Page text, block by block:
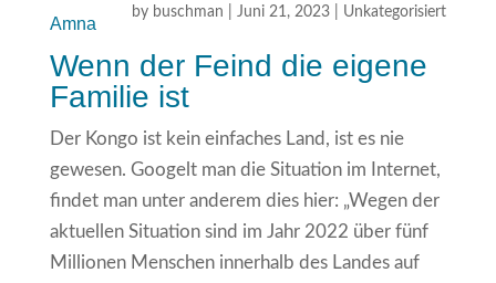
Amna
by buschman |Juni 21, 2023 Unkategorisiert
Wenn der Feind die eigene
Familie ist
Der Kongo ist kein einfaches Land, ist es nie
gewesen. Googelt man die Situation im Internet,
findet man unter anderem dies hier: „Wegen der
aktuellen Situation sind im Jahr 2022 über fünf
Millionen Menschen innerhalb des Landes auf